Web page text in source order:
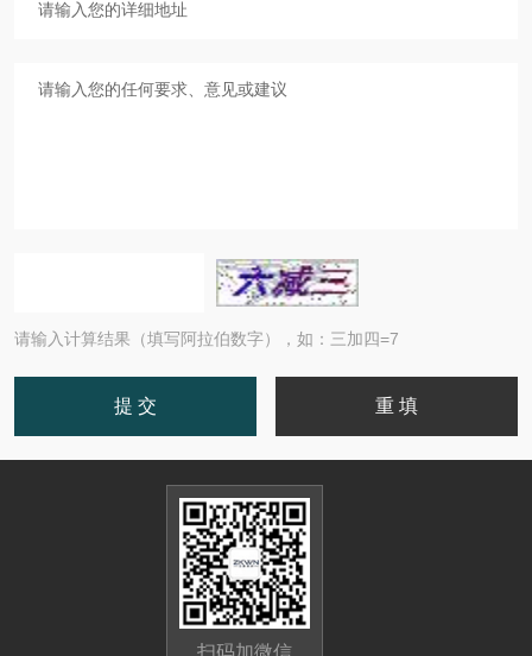
请输入计算结果（填写阿拉伯数字），如：三加四=7
扫码加微信